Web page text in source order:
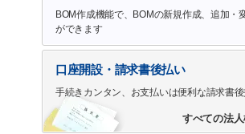
BOM作成機能で、BOMの新規作成、追加・
ができます
口座開設・請求書後払い
手続きカンタン、お支払いは便利な請求書
すべての法